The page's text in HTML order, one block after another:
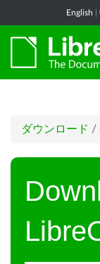
English
ダウンロード /